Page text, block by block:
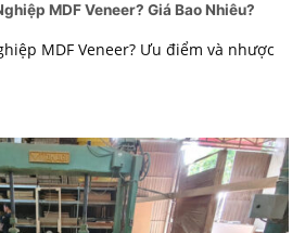
MDF Veneer? Giá Bao Nhiêu?
MDF Veneer? Ưu điểm và nhược